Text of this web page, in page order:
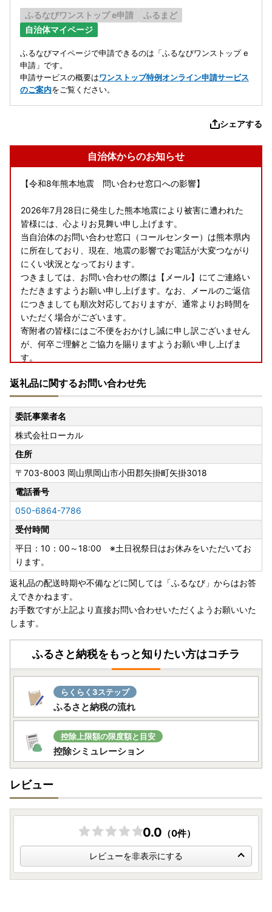
ふるなびワンストップ e申請
ふるまど
自治体マイページ
ふるなびマイページで申請できるのは「ふるなびワンストップ e
申請」です。
申請サービスの概要はワンストップ特例オンライン申請サービス
のご案内をご覧ください。
シェアする
自治体からのお知らせ
【令和8年熊本地震 問い合わせ窓口への影響】
2026年7月28日に発生した熊本地震により被害に遭われた
皆様には、心よりお見舞い申し上げます。
当自治体のお問い合わせ窓口（コールセンター）は熊本県内
に所在しており、現在、地震の影響でお電話が大変つながり
にくい状況となっております。
つきましては、お問い合わせの際は【メール】にてご連絡い
ただきますようお願い申し上げます。なお、メールのご返信
につきましても順次対応しておりますが、通常よりお時間を
いただく場合がございます。
寄附者の皆様にはご不便をおかけし誠に申し訳ございません
が、何卒ご理解とご協力を賜りますようお願い申し上げま
す。
【お盆期間の休業日について】
8/11(火)および8/14(金)～8/16(日)のお盆期間につきまして
は、お電話およびメールでの納税・返礼品に関するお問い合
わせ対応はお休みとさせていただきます。
お盆期間にいただきましたお問い合わせにつきましては、8/
17(月)以降にて順次ご対応させていただきます。
【ご寄附受付は365日24時間承り中!】
返礼品に関するお問い合わせ先
委託事業者名
株式会社ローカル
住所
〒703-8003 岡山県岡山市小田郡矢掛町矢掛3018
電話番号
050-6864-7786
受付時間
平日：10：00～18:00 ※土日祝祭日はお休みをいただいてお
ります。
返礼品の配送時期や不備などに関しては「ふるなび」からはお答
えできかねます。
お手数ですが上記より直接お問い合わせいただくようお願いいた
します。
ふるさと納税をもっと知りたい方はコチラ
らくらく3ステップ
ふるさと納税の流れ
控除上限額の限度額と目安
控除シミュレーション
レビュー
0.0 （0件）
レビューを非表示にする